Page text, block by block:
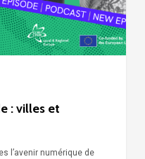
: villes et
l’avenir numérique de